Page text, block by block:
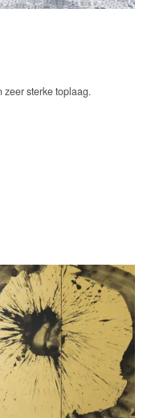
zeer sterke toplaag.